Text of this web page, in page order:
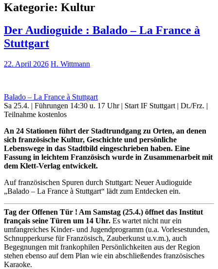
Kategorie: Kultur
Der Audioguide : Balado – La France à
Stuttgart
22. April 2026 H. Wittmann
Balado – La France à Stuttgart
Sa 25.4. | Führungen 14:30 u. 17 Uhr | Start IF Stuttgart | Dt./Frz. |
Teilnahme kostenlos
An 24 Stationen führt der Stadtrundgang zu Orten, an denen
sich französische Kultur, Geschichte und persönliche
Lebenswege in das Stadtbild eingeschrieben haben. Eine
Fassung in leichtem Französisch wurde in Zusammenarbeit mit
dem Klett-Verlag entwickelt.
Auf französischen Spuren durch Stuttgart: Neuer Audioguide
„Balado – La France à Stuttgart“ lädt zum Entdecken ein.
Tag der Offenen Tür ! Am Samstag (25.4.) öffnet das Institut
français seine Türen um 14 Uhr. Es wartet nicht nur ein
umfangreiches Kinder- und Jugendprogramm (u.a. Vorlesestunden,
Schnupperkurse für Französisch, Zauberkunst u.v.m.), auch
Begegnungen mit frankophilen Persönlichkeiten aus der Region
stehen ebenso auf dem Plan wie ein abschließendes französisches
Karaoke.